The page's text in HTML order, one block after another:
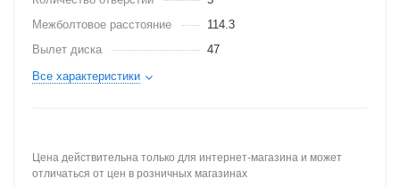
Межболтовое расстояние
114.3
Вылет диска
47
Все характеристики
Цена действительна только для интернет-магазина и может
отличаться от цен в розничных магазинах